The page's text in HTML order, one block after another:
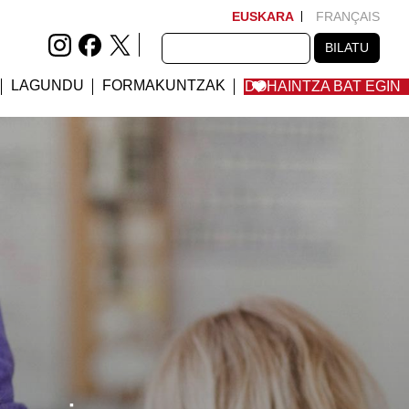
EUSKARA FRANÇAIS
BILATU BILATU
LAGUNDU FORMAKUNTZAK DOHAINTZA BAT EGIN